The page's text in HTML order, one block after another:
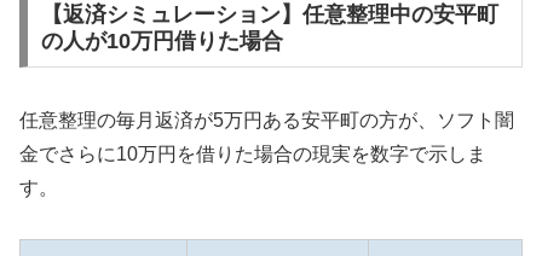
【返済シミュレーション】任意整理中の安平町
の人が10万円借りた場合
任意整理の毎月返済が5万円ある安平町の方が、ソフト闇
金でさらに10万円を借りた場合の現実を数字で示しま
す。